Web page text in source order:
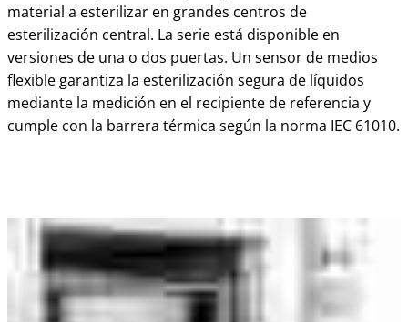
material a esterilizar en grandes centros de
esterilización central. La serie está disponible en
versiones de una o dos puertas. Un sensor de medios
flexible garantiza la esterilización segura de líquidos
mediante la medición en el recipiente de referencia y
cumple con la barrera térmica según la norma IEC 61010.